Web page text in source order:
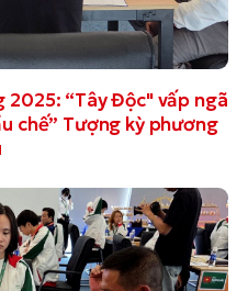
2025: “Tây Độc" vấp ngã